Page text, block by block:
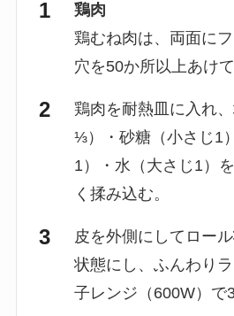
鶏肉
鶏むね肉は、両面に
穴を50か所以上あけ
鶏肉を耐熱皿に入れ
⅓）・砂糖（小さじ1
1）・水（大さじ1）
く揉み込む。
皮を外側にしてロー
状態にし、ふんわり
子レンジ（600W）で